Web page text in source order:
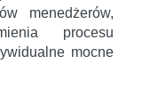
menedżerów,
procesu
mocne